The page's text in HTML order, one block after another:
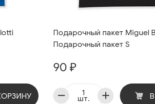
Подарочный пакет Miguel
Подарочный пакет S
90 ₽
шт.